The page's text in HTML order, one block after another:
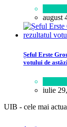
august
Șeful Erste
votului de
iulie
UIB - cele mai